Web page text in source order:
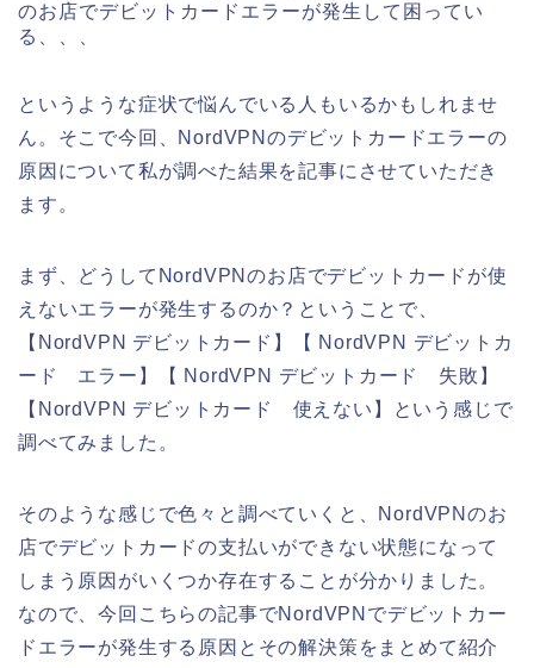
のお店でデビットカードエラーが発生して困ってい
る、、、
というような症状で悩んでいる人もいるかもしれませ
ん。そこで今回、NordVPNのデビットカードエラーの
原因について私が調べた結果を記事にさせていただき
ます。
まず、どうしてNordVPNのお店でデビットカードが使
えないエラーが発生するのか？ということで、
【NordVPN デビットカード】【 NordVPN デビットカ
ード エラー】【 NordVPN デビットカード 失敗】
【NordVPN デビットカード 使えない】という感じで
調べてみました。
そのような感じで色々と調べていくと、NordVPNのお
店でデビットカードの支払いができない状態になって
しまう原因がいくつか存在することが分かりました。
なので、今回こちらの記事でNordVPNでデビットカー
ドエラーが発生する原因とその解決策をまとめて紹介